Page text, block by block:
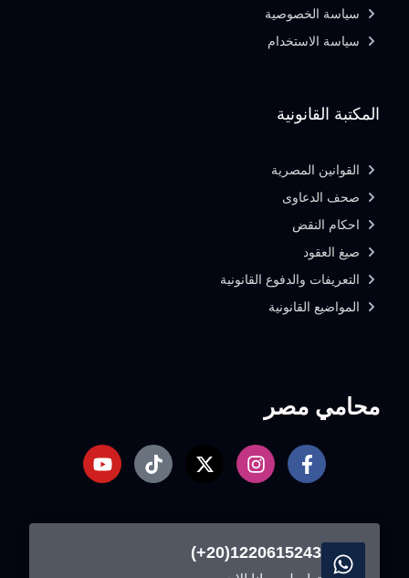
محامي مصر
1220615243(20+)
المكتبة القانونية
القوانين المصرية
صحف الدعاوى
احكام النقض
صيغ العقود
التعريفات والدفوع القانونية
المواضيع القانونية
سياسة الخصوصية
سياسة الاستخدام